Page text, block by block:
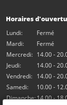
Horaires
Lundi:
Fermé
Mardi:
Fermé
Mercredi: 14.00 -
Jeudi:
14.00 -
Vendredi: 14.00 -
Samedi:
10.00 -
Dimanche:14.00 -